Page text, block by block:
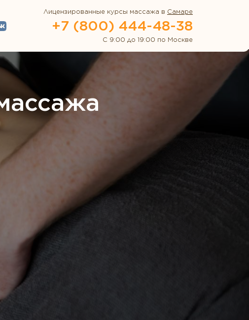
Лицензированные курсы массажа в Самаре
+7 (800) 444-48-38
С 9:00 до 19:00 по Москве